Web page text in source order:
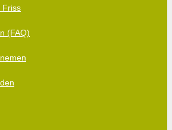
Friss
(FAQ)